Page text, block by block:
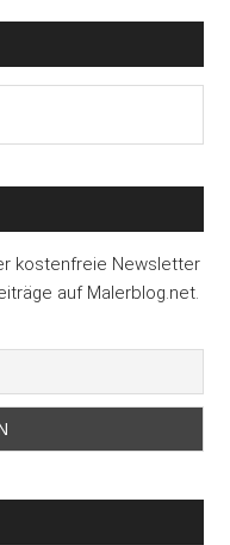
kostenfreie Newsletter
auf Malerblog.net.